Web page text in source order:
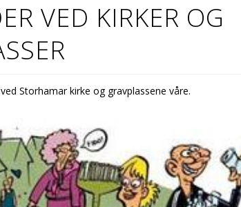
VED KIRKER OG
Storhamar kirke og gravplassene våre.